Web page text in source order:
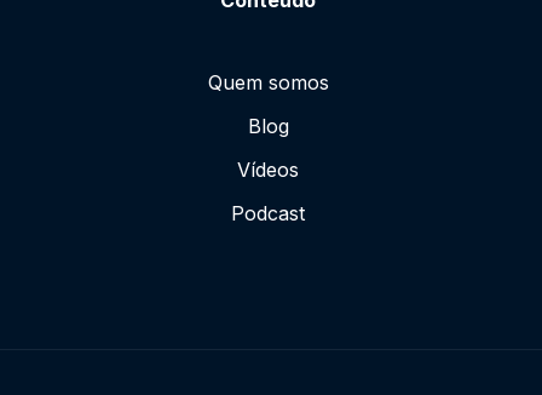
Quem somos
Blog
Vídeos
Podcast